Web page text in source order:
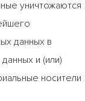
уничтожаются
данных в
и (или)
носители